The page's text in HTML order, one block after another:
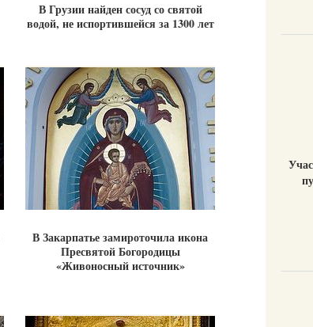
В Грузии найден сосуд со святой
водой, не испортившейся за 1300 лет
В Закарпатье замироточила икона
Пресвятой Богородицы
«Живоносный источник»